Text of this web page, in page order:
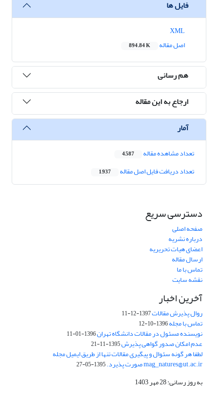
فایل ها
اصل مقاله
894.84 K
هم رسانی
ارجاع به این مقاله
آمار
تعداد مشاهده مقاله 4,587
تعداد دریافت فایل اصل مقاله 1,937
دسترسی سریع
صفحه اصلی
درباره نشریه
اعضای هیات تحریریه
ارسال مقاله
تماس با ما
نقشه سایت
آخرین اخبار
روال پذیرش مقالات1397-12-11
تماس با مجله1396-10-12
نویسنده مسئول در مقالات دانشگاه تهران1396-01-11
عدم امکان صدور گواهی پذیرش1395-11-21
لطفا هر گونه سئوال و پیگیری مقالات تنها از طریق ایمیل مجله
mag_natures@ut.ac.ir صورت پذیرد. 1395-05-27
به روز رسانی: 28 مهر 1403